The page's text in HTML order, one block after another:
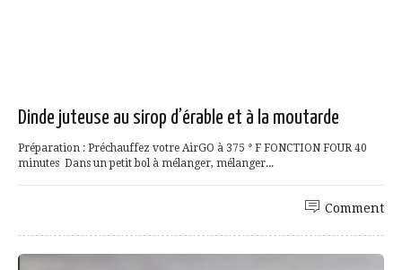
Dinde juteuse au sirop d’érable et à la moutarde
Préparation : Préchauffez votre AirGO à 375 ° F FONCTION FOUR 40
minutes Dans un petit bol à mélanger, mélanger...
Comment